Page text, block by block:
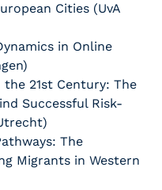
Cities (UvA
in Online
the 21st Century: The
Successful Risk-
The
Migrants in Western